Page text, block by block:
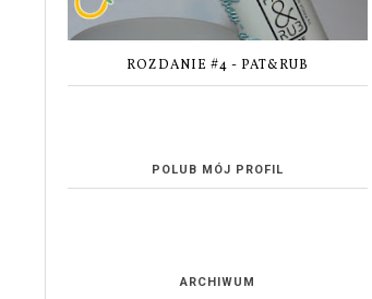
ROZDANIE #4 - PAT&RUB
POLUB MÓJ PROFIL
ARCHIWUM